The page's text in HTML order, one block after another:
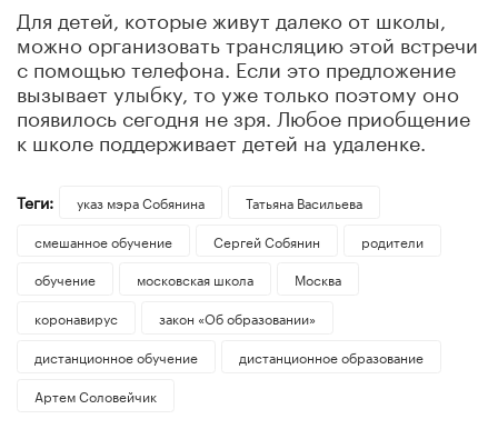
Для детей, которые живут далеко от школы,
можно организовать трансляцию этой встречи
с помощью телефона. Если это предложение
вызывает улыбку, то уже только поэтому оно
появилось сегодня не зря. Любое приобщение
к школе поддерживает детей на удаленке.
Теги: указ мэра Собянина
Татьяна Васильева
смешанное обучение
Сергей Собянин
родители
обучение
московская школа
Москва
коронавирус
закон «Об образовании»
дистанционное обучение
дистанционное образование
Артем Соловейчик